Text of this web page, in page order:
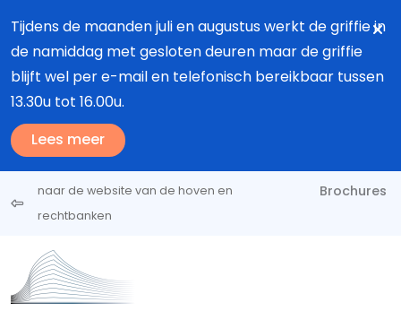
Tijdens de maanden juli en augustus werkt de griffie in
de namiddag met gesloten deuren maar de griffie
blijft wel per e-mail en telefonisch bereikbaar tussen
13.30u tot 16.00u.
Lees meer
naar de website van de hoven en
rechtbanken
Brochures